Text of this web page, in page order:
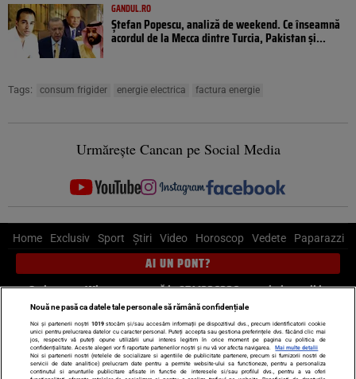
GANDUL.RO
Ștefan Popescu, analiză de weekend. Ce înseamnă
acordul de la Mecca dintre Turcia, Pakistan şi...
Tags: consum frigider energie electrica factura energie
Urmărește Cancan pe Social Media
Home Exclusiv Sport Știri Video Horoscop Vedete Paparazzi
AI UN PONT?
Scrie-ne pe Whatsapp, sună la 0741226226 sau trimite mail la
pont@cancan.ro
Știri interne Știri externe
Politică
Ultimele stiri
Diete Insula Iubirii Dictionar de vise LIFE STYLE
Nouă ne pasă ca datele tale personale să rămână confidențiale
Noi și partenerii noștri 1019stocăm și/sau accesăm informații pe dispozitivul dvs., precum identificatorii cookie
unici pentru prelucrarea datelor cu caracter personal. Puteți accepta sau gestiona preferințele dvs. făcând clic mai
jos, respectiv vă puteți opune utilizării unui interes legitim în orice moment pe pagina cu politica de
confidențialitate. Aceste alegeri vor fi raportate partenerilor noștri și nu vă vor afecta navigarea.
Mai multe detalii
Noi si partenerii nostri (retelele de socializare si agentiile de publicitate partenere, precum si furnizorii nostri de
servicii de date analitice) prelucram date pentru a permite website-ului sa functioneze, pentru a personaliza
continutul si anunturile publicitare afisate in functie de interesele si/sau profilul dvs., pentru a va oferi